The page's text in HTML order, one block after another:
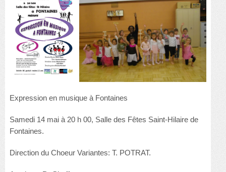
Photos
Nous contacter
Expression en musique à Fontaines
Samedi 14 mai à 20 h 00, Salle des Fêtes Saint-Hilaire de
Fontaines.
Direction du Choeur Variantes: T. POTRAT.